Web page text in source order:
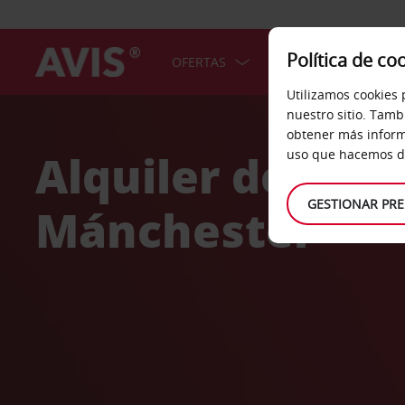
OFERTAS COCHES
Alquiler de
Mánchester
Política de
Utilizamos
nuestro sitio.
obtener más
uso que hacemos
GESTIONAR